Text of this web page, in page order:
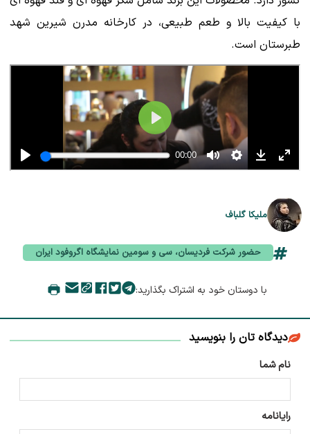
با کیفیت بالا و طعم طبیعی، در کارخانه مدرن شیرین شهد
طبرستان است.
ملیکا گلباف
حضور شرکت فردیسان، سی و سومین نمایشگاه اگروفود ایران
با دوستان خود به اشتراک بگذارید:
دیدگاه تان را بنویسید
نام شما
رایانامه